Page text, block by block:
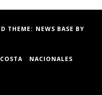
THEME: NEWS BASE BY
NACIONALES